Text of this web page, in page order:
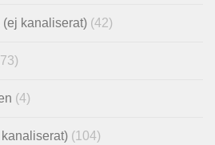
kanaliserat) (42)
(4)
(104)